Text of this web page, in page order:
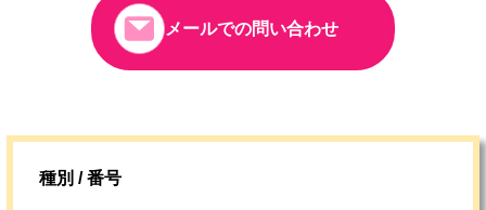
メールでの問い合わせ
種別 / 番号